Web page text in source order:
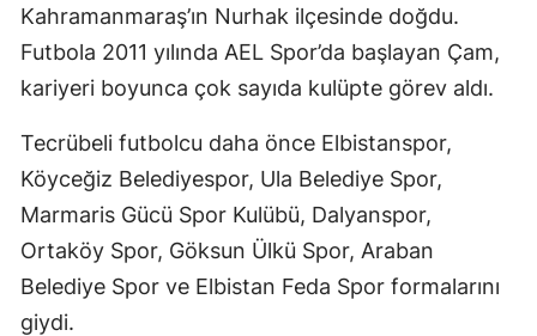
Kahramanmaraş’ın Nurhak ilçesinde doğdu.
Futbola 2011 yılında AEL Spor’da başlayan Çam,
kariyeri boyunca çok sayıda kulüpte görev aldı.
Tecrübeli futbolcu daha önce Elbistanspor,
Köyceğiz Belediyespor, Ula Belediye Spor,
Marmaris Gücü Spor Kulübü, Dalyanspor,
Ortaköy Spor, Göksun Ülkü Spor, Araban
Belediye Spor ve Elbistan Feda Spor formalarını
giydi.